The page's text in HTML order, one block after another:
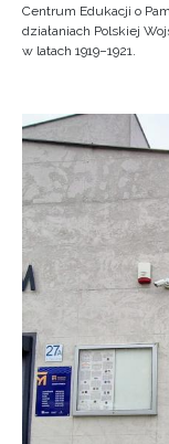
Centrum Edukacji o
działaniach Polskiej
w latach 1919–1921.